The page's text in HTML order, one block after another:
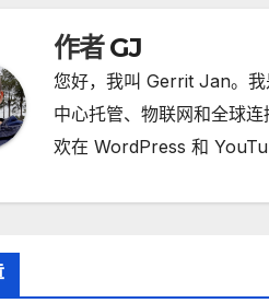
作者GJ
您好，我叫 Gerrit Jan。
中心托管、物联网和全球
欢在 WordPress 和